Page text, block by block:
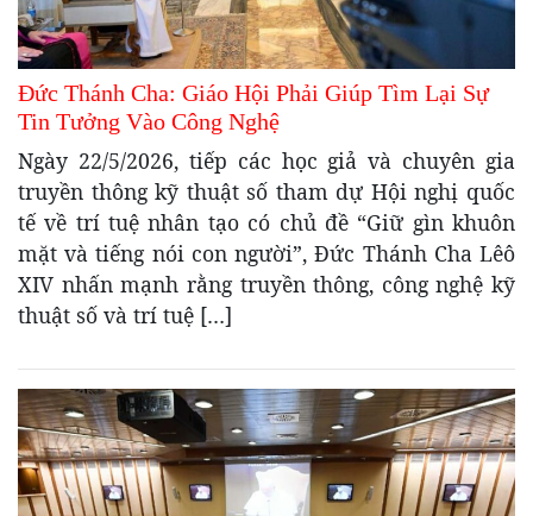
Đức Thánh Cha: Giáo Hội Phải Giúp Tìm Lại Sự
Tin Tưởng Vào Công Nghệ
Ngày 22/5/2026, tiếp các học giả và chuyên gia
truyền thông kỹ thuật số tham dự Hội nghị quốc
tế về trí tuệ nhân tạo có chủ đề “Giữ gìn khuôn
mặt và tiếng nói con người”, Đức Thánh Cha Lêô
XIV nhấn mạnh rằng truyền thông, công nghệ kỹ
thuật số và trí tuệ […]